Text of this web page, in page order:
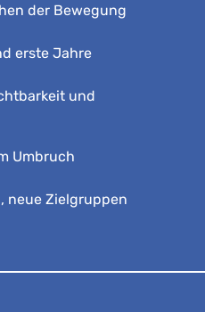
der Bewegung
erste Jahre
und
Umbruch
neue Zielgruppen